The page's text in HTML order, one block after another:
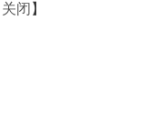
关闭 】